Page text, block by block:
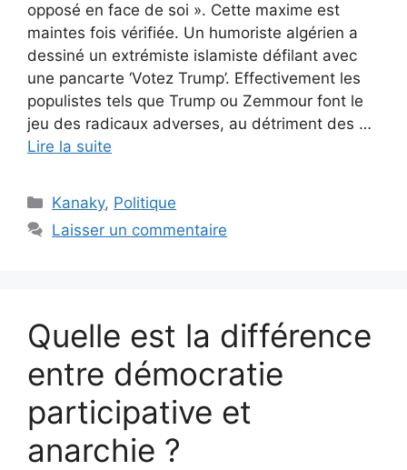
opposé en face de soi ». Cette maxime est
maintes fois vérifiée. Un humoriste algérien a
dessiné un extrémiste islamiste défilant avec
une pancarte ‘Votez Trump’. Effectivement les
populistes tels que Trump ou Zemmour font le
jeu des radicaux adverses, au détriment des …
Lire la suite
Catégories
Kanaky, Politique
Laisser un commentaire
Quelle est la différence
entre démocratie
participative et
anarchie ?